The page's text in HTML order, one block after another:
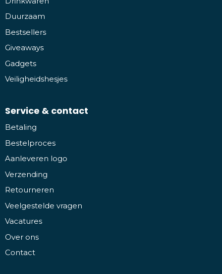
Duurzaam
Bestsellers
Giveaways
Gadgets
Veiligheidshesjes
Service & contact
Betaling
Bestelproces
Aanleveren logo
Verzending
Retourneren
Veelgestelde vragen
Vacatures
Over ons
Contact